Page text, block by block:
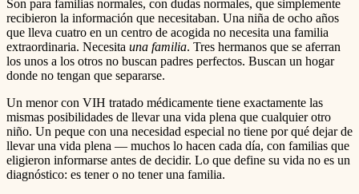
Son para familias normales, con dudas normales, que simplemente
recibieron la información que necesitaban. Una niña de ocho años
que lleva cuatro en un centro de acogida no necesita una familia
extraordinaria. Necesita una familia. Tres hermanos que se aferran
los unos a los otros no buscan padres perfectos. Buscan un hogar
donde no tengan que separarse.
Un menor con VIH tratado médicamente tiene exactamente las
mismas posibilidades de llevar una vida plena que cualquier otro
niño. Un peque con una necesidad especial no tiene por qué dejar de
llevar una vida plena — muchos lo hacen cada día, con familias que
eligieron informarse antes de decidir. Lo que define su vida no es un
diagnóstico: es tener o no tener una familia.